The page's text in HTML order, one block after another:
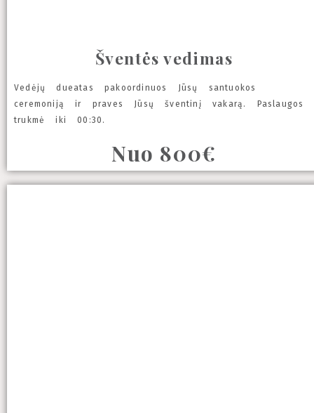
Šventės vedimas
Vedėjų dueatas pakoordinuos Jūsų santuokos
ceremoniją ir praves Jūsų šventinį vakarą. Paslaugos
trukmė iki 00:30.
Nuo 800€